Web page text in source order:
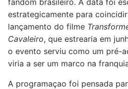
fandom brasileiro. A data foi
estrategicamente para
lançamento do filme
Cavaleiro, que estrearia em
o evento serviu como um pré-
viria a ser um marco na
A programaçao foi pensada